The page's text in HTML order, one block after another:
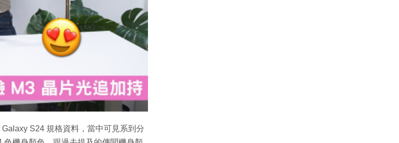
S24 規格資料，當中可見系到分